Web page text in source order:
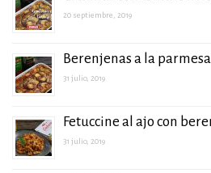
20 septiembre, 2019
Berenjenas a la
31 julio, 2019
Fetuccine al ajo con
31 julio, 2019